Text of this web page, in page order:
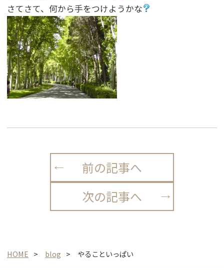
さてさて、何から手をつけようかな
前の記事へ
次の記事へ
HOME blog やることいっぱい